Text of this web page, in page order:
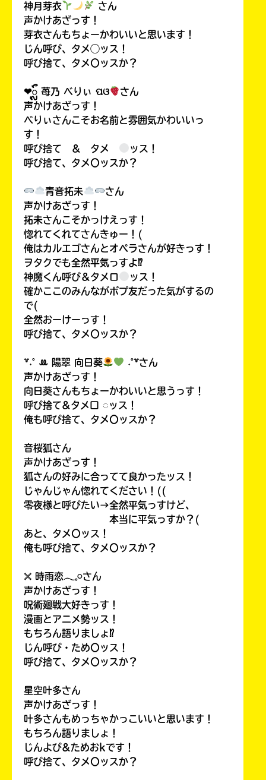
神月芽衣
さん
声かけあざっす！
芽衣さんもちょーかわいいと思います！
じん呼び、タメ◯ッス！
呼び捨て、タメ〇ッスか？
❤︎ᬼ 苺乃 べりぃ ପଓ
さん
声かけあざっす！
べりぃさんこそお名前と雰囲気かわいいっ
す！
呼び捨て ＆ タメ
ッス！
呼び捨て、タメ〇ッスか？
青音拓未
さん
声かけあざっす！
拓未さんこそかっけえっす！
惚れてくれてさんきゅー！(
俺はカルエゴさんとオペラさんが好きっす！
ヲタクでも全然平気っすよ⁉
神魔くん呼び＆タメロ
ッス！
確かここのみんながポプ友だった気がするの
で(
全然おーけーっす！
呼び捨て、タメ〇ッスか？
꒷˖˚ ꔛ‬ 陽翠 向日葵
˖˚꒷さん
声かけあざっす！
向日葵さんもちょーかわいいと思うっす！
呼び捨て&タメ口 ◌ッス！
俺も呼び捨て、タメ〇ッスか？
音桜狐さん
声かけあざっす！
狐さんの好みに合ってて良かったッス！
じゃんじゃん惚れてください！((
零夜様と呼びたい→全然平気っすけど、
本当に平気っすか？(
あと、タメ〇ッス！
俺も呼び捨て、タメ〇ッスか？
𓏴 時雨恋𓂃𓈒𓏸さん
声かけあざっす！
呪術廻戦大好きっす！
漫画とアニメ勢ッス！
もちろん語りましょ⁉
じん呼び・ため〇ッス！
呼び捨て、タメ〇ッスか？
星空叶多さん
声かけあざっす！
叶多さんもめっちゃかっこいいと思います！
もちろん語りましょ！
じんよび&ためおkです！
呼び捨て、タメ〇ッスか？